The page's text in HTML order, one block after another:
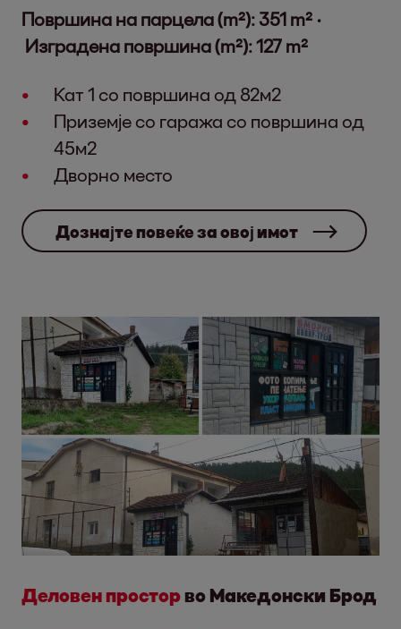
Површина на парцела (m²): 351 m² ·
Изградена површина (m²): 127 m²
Кат 1 со површина од 82м2
Приземје со гаража со површина од
45м2
Дворно место
Дознајте повеќе за овој имот
Деловен простор во Македонски Брод